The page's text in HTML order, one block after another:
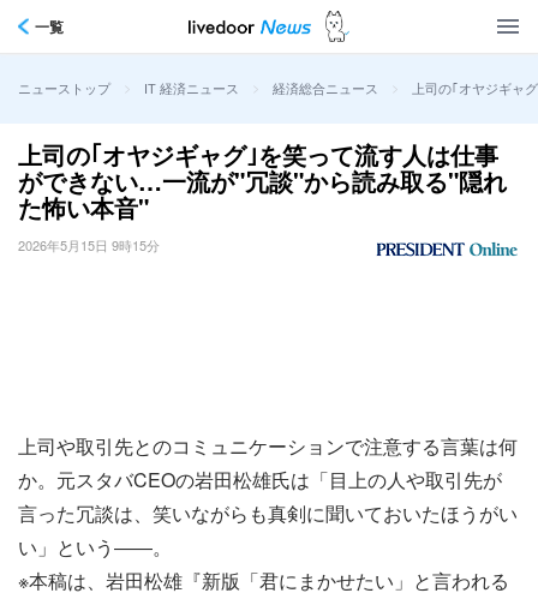
一覧
ニューストップ > IT 経済ニュース > 経済総合ニュース > 上司の｢オヤジギャ
上司の｢オヤジギャグ｣を笑って流す人は仕事
ができない…一流が"冗談"から読み取る"隠れ
た怖い本音"
2026年5月15日 9時15分
上司や取引先とのコミュニケーションで注意する言葉は何
か。元スタバCEOの岩田松雄氏は「目上の人や取引先が
言った冗談は、笑いながらも真剣に聞いておいたほうがい
い」という――。
※本稿は、岩田松雄『新版「君にまかせたい」と言われる